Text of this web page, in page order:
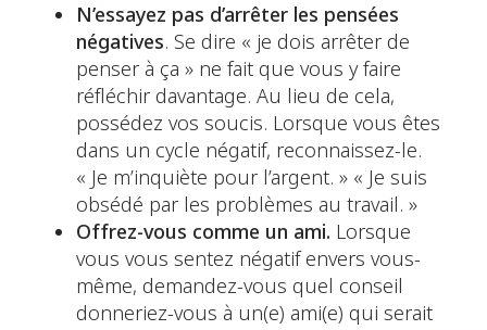
N’essayez pas d’arrêter les pensées
négatives. Se dire « je dois arrêter de
penser à ça » ne fait que vous y faire
réfléchir davantage. Au lieu de cela,
possédez vos soucis. Lorsque vous êtes
dans un cycle négatif, reconnaissez-le.
« Je m’inquiète pour l’argent. » « Je suis
obsédé par les problèmes au travail. »
Offrez-vous comme un ami. Lorsque
vous vous sentez négatif envers vous-
même, demandez-vous quel conseil
donneriez-vous à un(e) ami(e) qui serait